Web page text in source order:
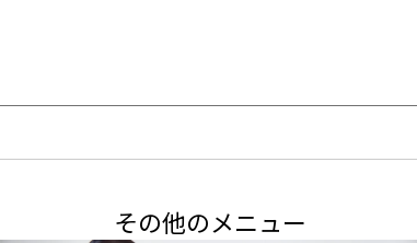
その他のメニュー